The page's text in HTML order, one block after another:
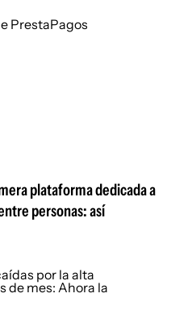
plataforma dedicada a
personas: así